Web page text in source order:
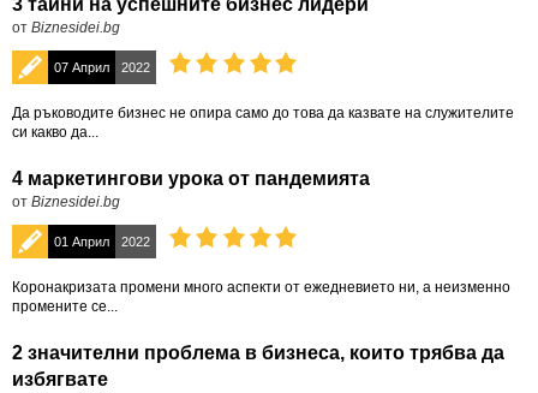
3 тайни на успешните бизнес лидери
от Biznesidei.bg
07 Април 2022
Да ръководите бизнес не опира само до това да казвате на служителите
си какво да...
4 маркетингови урока от пандемията
от Biznesidei.bg
01 Април 2022
Коронакризата промени много аспекти от ежедневието ни, а неизменно
промените се...
2 значителни проблема в бизнеса, които трябва да
избягвате